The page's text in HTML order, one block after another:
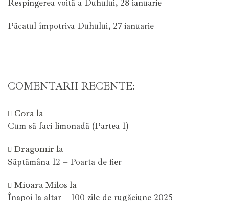
Respingerea voită a Duhului, 28 ianuarie
Păcatul împotriva Duhului, 27 ianuarie
COMENTARII RECENTE:
Cora la
Cum să faci limonadă (Partea 1)
Dragomir la
Săptămâna 12 – Poarta de fier
Mioara Milos la
Înapoi la altar – 100 zile de rugăciune 2025